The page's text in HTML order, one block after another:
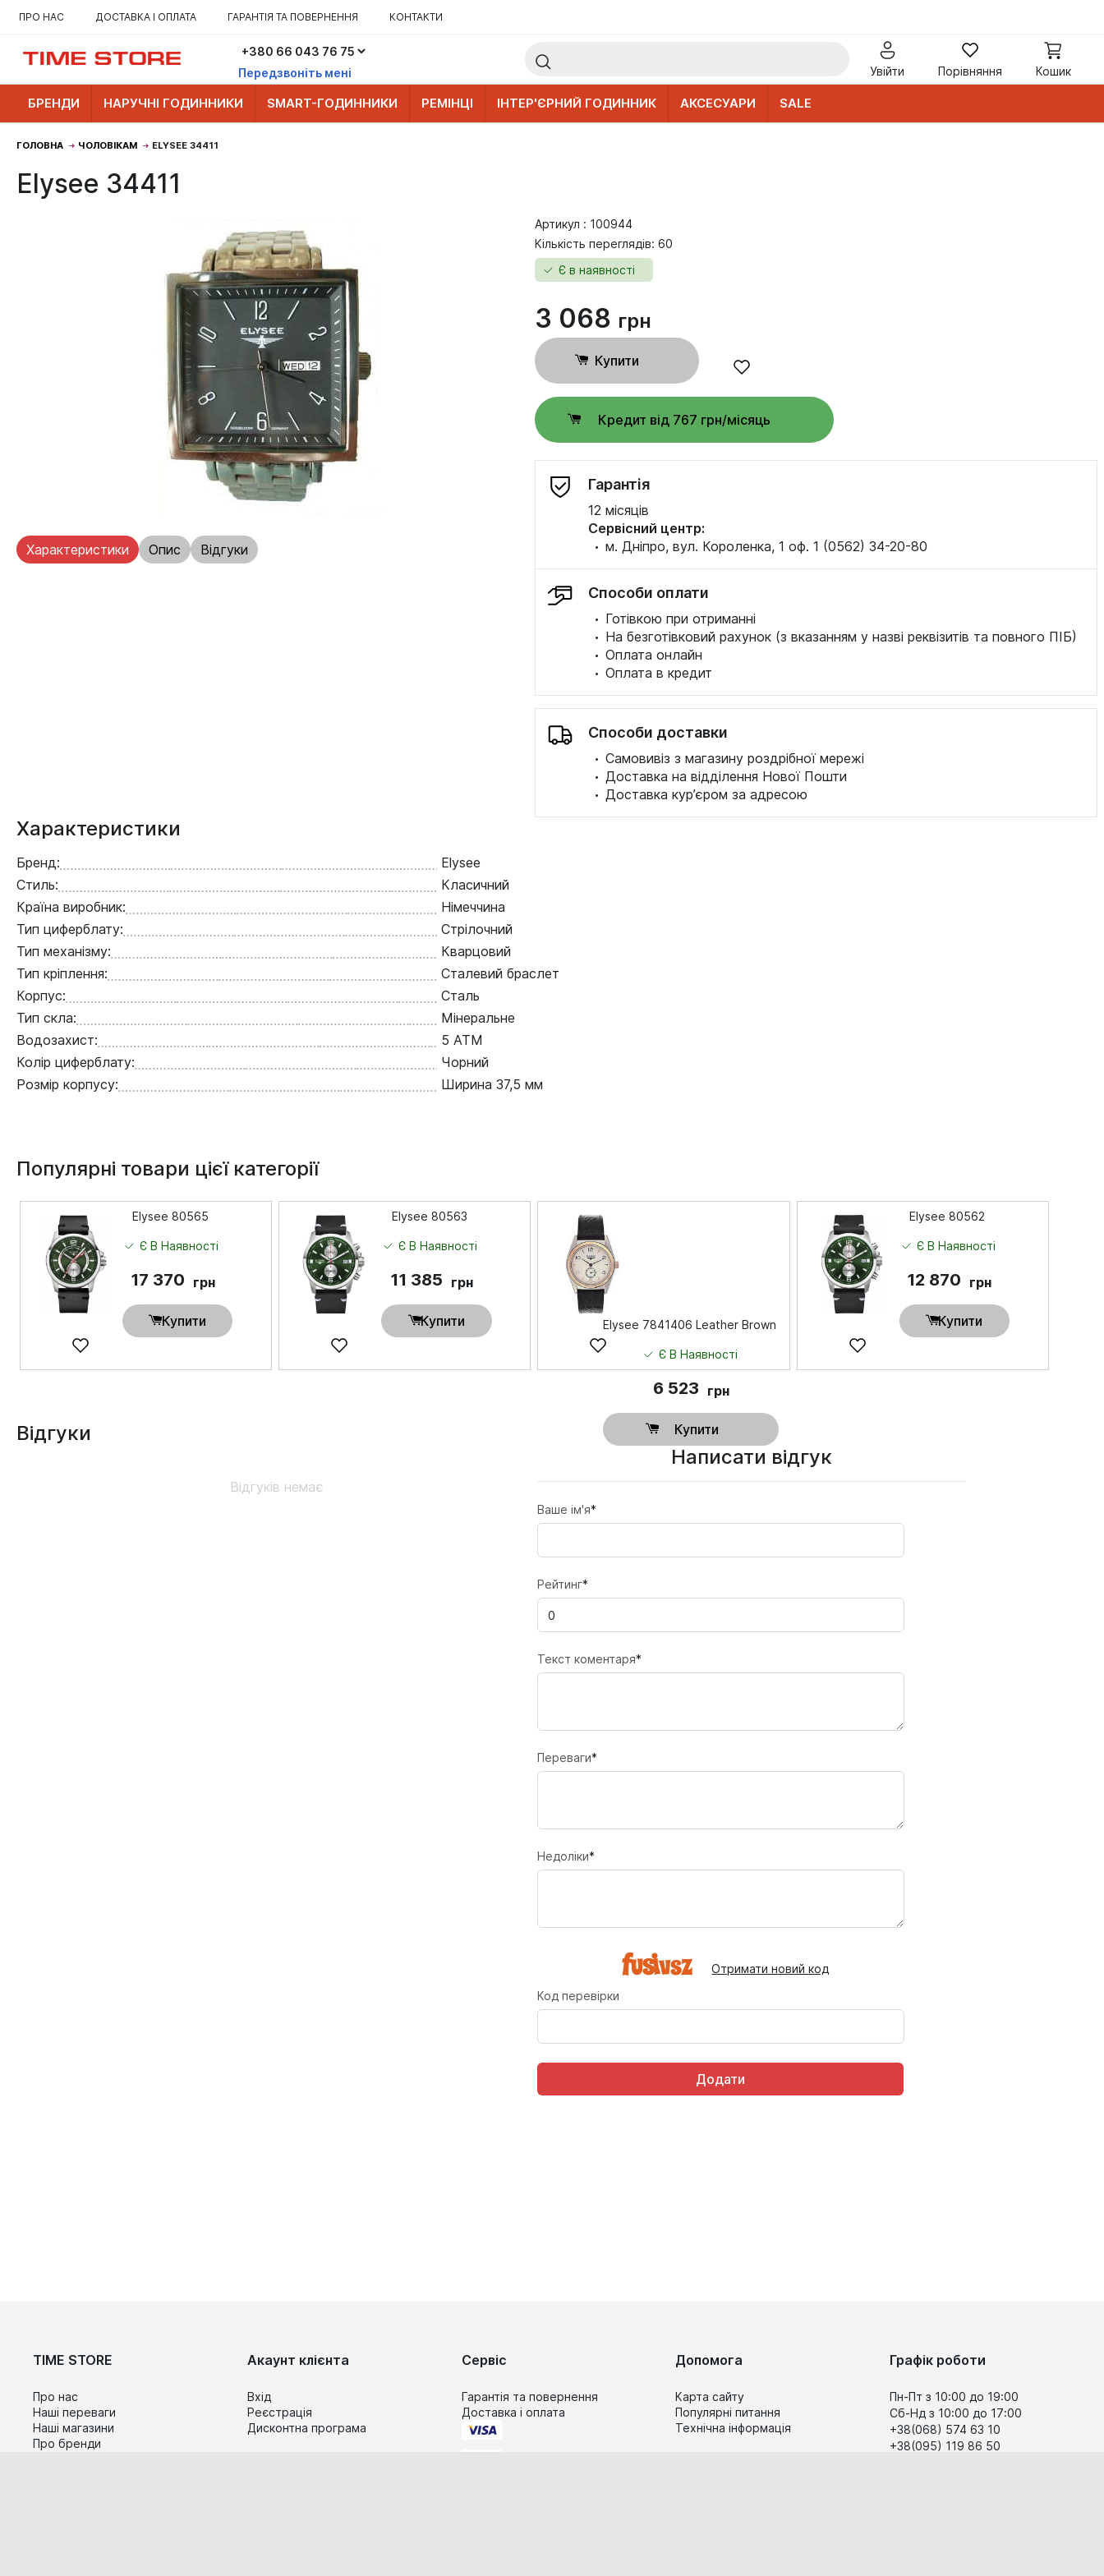
ПРО НАС ДОСТАВКА І ОПЛАТА ГАРАНТІЯ ТА ПОВЕРНЕННЯ КОНТАКТИ
Передзвоніть мені Увійти Порівняння Кошик
БРЕНДИ НАРУЧНІ ГОДИННИКИ SMART-ГОДИННИКИ РЕМІНЦІ ІНТЕР'ЄРНИЙ ГОДИННИК АКСЕСУАРИ SALE
ГОЛОВНА ЧОЛОВІКАМ ELYSEE 34411
Elysee 34411
Характеристики Опис Відгуки
Артикул : 100944
Кількість переглядів: 60
Є в наявності
3 068 грн
Купити
Кредит від 767 грн/місяць
Гарантія
12 місяців
Сервісний центр:
·м. Дніпро, вул. Короленка, 1 оф. 1 (0562) 34-20-80
Способи оплати
· Готівкою при отриманні
· На безготівковий рахунок (з вказанням у назві реквізитів та повного ПІБ)
·Оплата онлайн
·Оплата в кредит
Способи доставки
·Самовивіз з магазину роздрібної мережі
·Доставка на відділення Нової Пошти
·Доставка кур’єром за адресою
Характеристики
Бренд:
Elysee
Стиль:
Класичний
Країна виробник:
Німеччина
Тип циферблату:
Стрілочний
Тип механізму:
Кварцовий
Тип кріплення:
Сталевий браслет
Корпус:
Сталь
Тип скла:
Мінеральне
Водозахист:
5 ATM
Колір циферблату:
Чорний
Розмір корпусу:
Ширина 37,5 мм
Популярні товари цієї категорії
Elysee 80565
Є В Наявності
17 370 грн
Купити
Elysee 80563
Є В Наявності
11 385 грн
Купити Elysee 7841406 Leather Brown
Є В Наявності
6 523 грн
Купити
Elysee 80562
Є В Наявності
12 870 грн
Купити
Відгуки
Відгуків немає
Написати відгук
Ваше ім'я*
Рейтинг*
Текст коментаря*
Переваги*
Недоліки*
Отримати новий код
Код перевірки
TIME STORE
Про нас
Наші переваги
Наші магазини
Про бренди
Акаунт клієнта
Вхід
Реєстрація
Дисконтна програма
Сервіс
Гарантія та повернення
Доставка і оплата
Допомога
Карта сайту
Популярні питання
Технічна інформація
Графік роботи
Пн-Пт з 10:00 до 19:00
Сб-Нд з 10:00 до 17:00
+38(068) 574 63 10
+38(095) 119 86 50